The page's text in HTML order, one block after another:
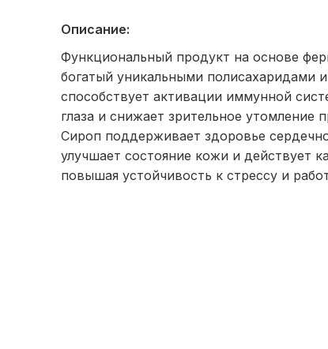
Описание:
Функциональный продукт на основе
богатый уникальными полисахаридами
способствует активации иммунной
глаза и снижает зрительное утомление
Сироп поддерживает здоровье
улучшает состояние кожи и действует
повышая устойчивость к стрессу и